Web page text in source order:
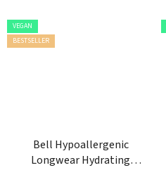
VEGAN
BESTSELLER
Bell Hypoallergenic
Longwear Hydrating